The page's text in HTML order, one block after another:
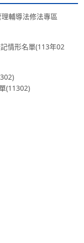
輔導法修法專區
情形名單(113年02
(11302)